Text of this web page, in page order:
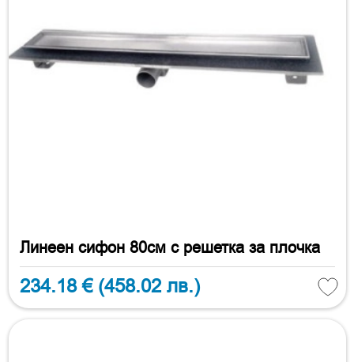
Линеен сифон 80см с решетка за плочка
234.18 € (458.02 лв.)